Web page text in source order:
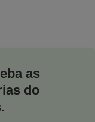
as
do